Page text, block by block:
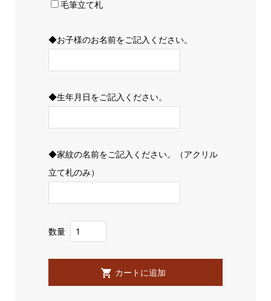
毛筆立て札
◆お子様のお名前をご記入ください。
◆生年月日をご記入ください。
◆家紋の名前をご記入ください。（アクリル
立て札のみ）
数量